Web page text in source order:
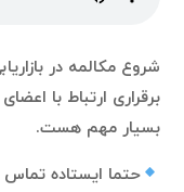
شروع مکالمه در
برقراری ارتباط با
بسیار مهم هست.
حتما ایستاده تماس